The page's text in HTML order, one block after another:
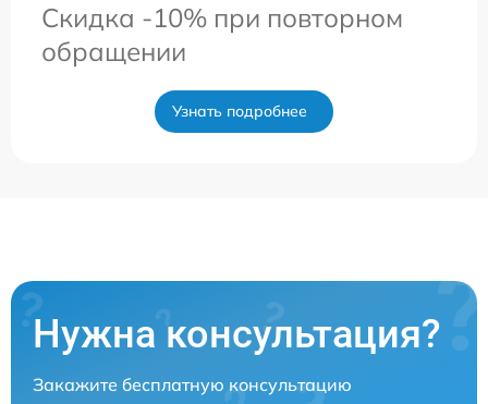
Скидка -10% при повторном
обращении
Узнать подробнее
Нужна консультация?
Закажите бесплатную консультацию